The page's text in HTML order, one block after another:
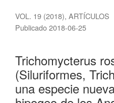
VOL. 19 (2018), ARTÍCULOS
Trichomycterus
(Siluriformes,
una especie
Publicado 2018-06-25